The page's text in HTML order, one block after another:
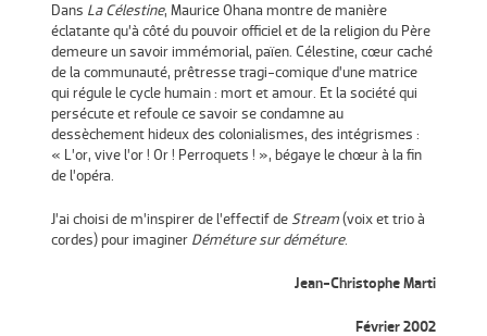
Dans La Célestine, Maurice Ohana montre de manière
éclatante qu’à côté du pouvoir officiel et de la religion du Père
demeure un savoir immémorial, païen. Célestine, cœur caché
de la communauté, prêtresse tragi-comique d’une matrice
qui régule le cycle humain : mort et amour. Et la société qui
persécute et refoule ce savoir se condamne au
dessèchement hideux des colonialismes, des intégrismes :
« L’or, vive l’or ! Or ! Perroquets ! », bégaye le chœur à la fin
de l’opéra.
J’ai choisi de m’inspirer de l’effectif deStream(voix et trio à
cordes) pour imaginer Déméture sur déméture.
Jean-Christophe Marti
Février 2002